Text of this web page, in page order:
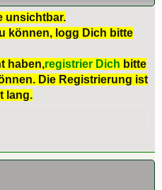
unsichtbar.
können, logg Dich bitte
haben,registrier Dich bitte
Die Registrierung ist
lang.